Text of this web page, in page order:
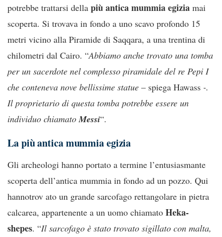
potrebbe trattarsi della più antica mummia egizia mai
scoperta. Si trovava in fondo a uno scavo profondo 15
metri vicino alla Piramide di Saqqara, a una trentina di
chilometri dal Cairo. “Abbiamo anche trovato una tomba
per un sacerdote nel complesso piramidale del re Pepi I
che conteneva nove bellissime statue – spiega Hawass -.
Il proprietario di questa tomba potrebbe essere un
individuo chiamatoMessi“.
La più antica mummia egizia
Gli archeologi hanno portato a termine l’entusiasmante
scoperta dell’antica mummia in fondo ad un pozzo. Qui
hannotrov ato un grande sarcofago rettangolare in pietra
calcarea, appartenente a un uomo chiamato Heka-
shepes. “Il sarcofago è stato trovato sigillato con malta,